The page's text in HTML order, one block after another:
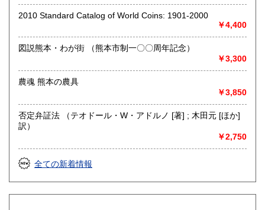
哲学宗教、歴史、社会科学、自然科学、美術工芸、国語国
文、外国文学、古典籍、近代文献、趣味、古書一般（その
2010 Standard Catalog of World Coins: 1901-2000
￥4,400
図説熊本・わが街 （熊本市制一〇〇周年記念）
￥3,300
農魂 熊本の農具
￥3,850
否定弁証法 （テオドール・W・アドルノ [著] ; 木田元 [ほか]
訳）
￥2,750
全ての新着情報